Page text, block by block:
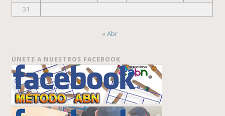
31
« Abr
ÚNETE A NUESTROS FACEBOOK